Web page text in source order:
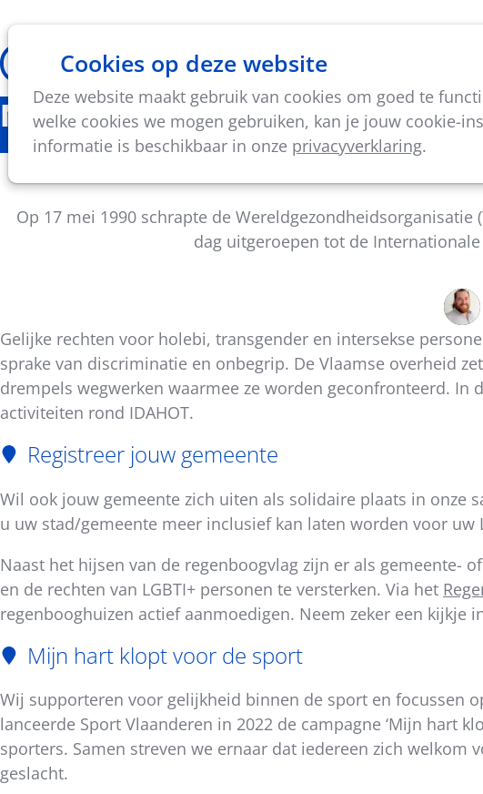
Cookies op deze website
Deze website maakt gebruik van cookies om goed te
welke cookies we mogen gebruiken, kan je jouw cookie-
informatie is beschikbaar in onze privacyverklaring.
Thema's Vorming & activiteiten
Nieuws
Sport voor iedereen: aandacht
Op 17 mei 1990 schrapte de
dag uitgeroepen tot de
Gelijke rechten voor holebi, transgender en intersekse
sprake van discriminatie en onbegrip. De Vlaamse overheid
drempels wegwerken waarmee ze worden geconfronteerd. In
activiteiten rond IDAHOT.
Registreer jouw gemeente
Wil ook jouw gemeente zich uiten als solidaire plaats in onze
u uw stad/gemeente meer inclusief kan laten worden voor uw
Naast het hijsen van de regenboogvlag zijn er als gemeente-
en de rechten van LGBTI+ personen te versterken. Via het
regenbooghuizen actief aanmoedigen. Neem zeker een kijkje
Mijn hart klopt voor de sport
Wij supporteren voor gelijkheid binnen de sport en focussen
lanceerde Sport Vlaanderen in 2022 de campagne ‘Mijn hart
sporters. Samen streven we ernaar dat iedereen zich
geslacht.
Deel
dit
bericht